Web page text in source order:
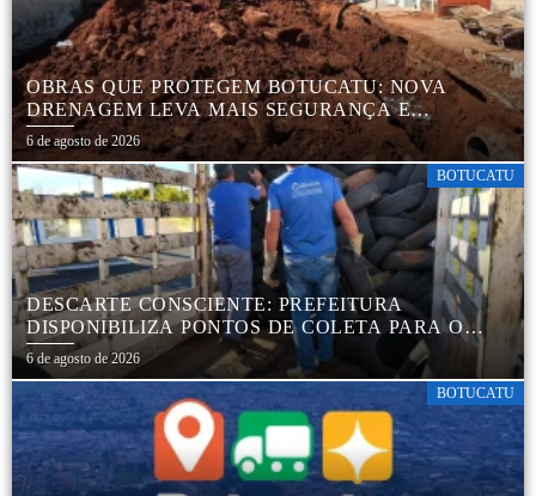
OBRAS QUE PROTEGEM BOTUCATU: NOVA
DRENAGEM LEVA MAIS SEGURANÇA E
TRANQUILIDADE AOS MORADORES DA COHAB
5
6 de agosto de 2026
BOTUCATU
DESCARTE CONSCIENTE: PREFEITURA
DISPONIBILIZA PONTOS DE COLETA PARA O
DESCARTE AMBIENTALMENTE CORRETO DE
PNEUS, GARANTINDO DESTINAÇÃO ADEQUADA
E PRESERVAÇÃO AMBIENTAL
6 de agosto de 2026
BOTUCATU